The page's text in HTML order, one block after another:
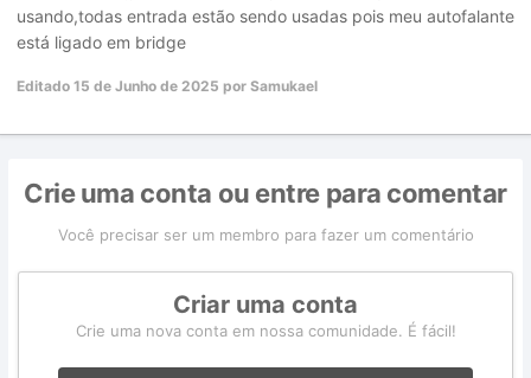
usando,todas entrada estão sendo usadas pois meu autofalante
está ligado em bridge
Editado 15 de Junho de 2025 por Samukael
Crie uma conta ou entre para comentar
Você precisar ser um membro para fazer um comentário
Criar uma conta
Crie uma nova conta em nossa comunidade. É fácil!